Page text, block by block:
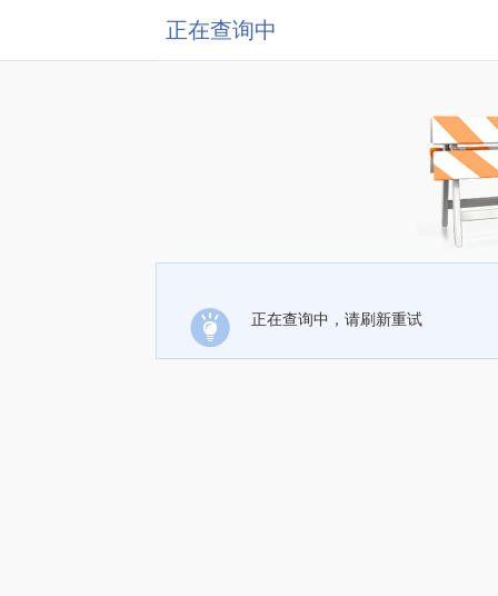
正在查询中
正在查询中，请刷新重试